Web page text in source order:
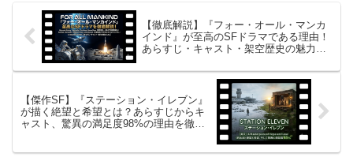
【徹底解説】『フォー・オール・マンカ
インド』が至高のSFドラマである理由！
あらすじ・キャスト・架空歴史の魅力を
【傑作SF】『ステーション・イレブン』
が描く絶望と希望とは？あらすじからキ
ャスト、驚異の満足度98%の理由を徹底